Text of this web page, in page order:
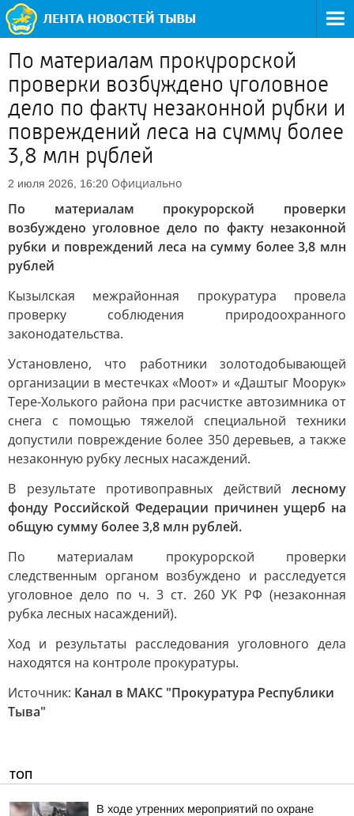
По материалам прокурорской
проверки возбуждено уголовное
дело по факту незаконной рубки и
повреждений леса на сумму более
3,8 млн рублей
2 июля 2026, 16:20 Официально
По материалам прокурорской проверки
возбуждено уголовное дело по факту незаконной
рубки и повреждений леса на сумму более 3,8 млн
рублей
Кызылская межрайонная прокуратура провела
проверку соблюдения природоохранного
законодательства.
Установлено, что работники золотодобывающей
организации в местечках «Моот» и «Даштыг Моорук»
Тере-Холького района при расчистке автозимника от
снега с помощью тяжелой специальной техники
допустили повреждение более 350 деревьев, а также
незаконную рубку лесных насаждений.
В результате противоправных действий лесному
фонду Российской Федерации причинен ущерб на
общую сумму более 3,8 млн рублей.
По материалам прокурорской проверки
следственным органом возбуждено и расследуется
уголовное дело по ч. 3 ст. 260 УК РФ (незаконная
рубка лесных насаждений).
Ход и результаты расследования уголовного дела
находятся на контроле прокуратуры.
Источник: Канал в МАКС "Прокуратура Республики
Тыва"
ТОП
В ходе утренних мероприятий по охране